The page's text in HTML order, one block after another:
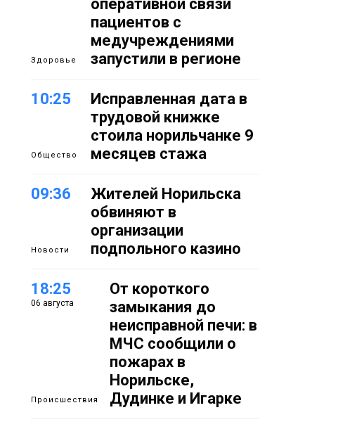
Здоровье
оперативной связи
пациентов с
медучреждениями
запустили в регионе
10:25
Общество
Исправленная дата в
трудовой книжке
стоила норильчанке 9
месяцев стажа
09:36
Новости
Жителей Норильска
обвиняют в
организации
подпольного казино
18:25
06 августа
Происшествия
От короткого
замыкания до
неисправной печи: в
МЧС сообщили о
пожарах в
Норильске,
Дудинке и Игарке